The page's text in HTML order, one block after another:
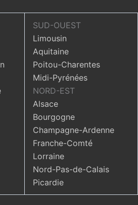
SUD-OUEST
Limousin
Aquitaine
Poitou-Charentes
Midi-Pyrénées
NORD-EST
Alsace
Bourgogne
Champagne-Ardenne
Franche-Comté
Lorraine
Nord-Pas-de-Calais
Picardie